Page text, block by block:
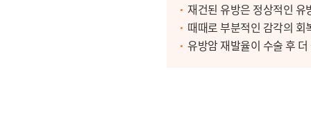
재건된 유방은 정상적인
때때로 부분적인 감각의
유방암 재발율이 수술 후